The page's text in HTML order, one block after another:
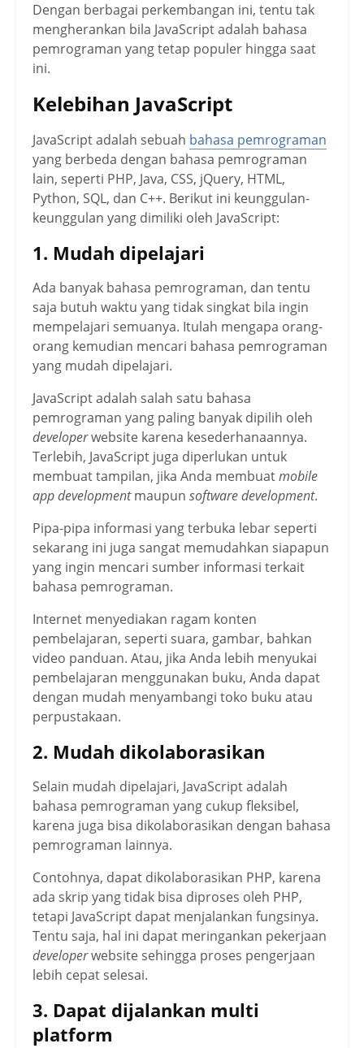
Dengan berbagai perkembangan ini, tentu tak
mengherankan bila JavaScript adalah bahasa
pemrograman yang tetap populer hingga saat
ini.
Kelebihan JavaScript
JavaScript adalah sebuah bahasa pemrograman
yang berbeda dengan bahasa pemrograman
lain, seperti PHP, Java, CSS, jQuery, HTML,
Python, SQL, dan C++. Berikut ini keunggulan-
keunggulan yang dimiliki oleh JavaScript:
1. Mudah dipelajari
Ada banyak bahasa pemrograman, dan tentu
saja butuh waktu yang tidak singkat bila ingin
mempelajari semuanya. Itulah mengapa orang-
orang kemudian mencari bahasa pemrograman
yang mudah dipelajari.
JavaScript adalah salah satu bahasa
pemrograman yang paling banyak dipilih oleh
developerwebsite karena kesederhanaannya.
Terlebih, JavaScript juga diperlukan untuk
membuat tampilan, jika Anda membuatmobile
app developmentmaupun software development.
Pipa-pipa informasi yang terbuka lebar seperti
sekarang ini juga sangat memudahkan siapapun
yang ingin mencari sumber informasi terkait
bahasa pemrograman.
Internet menyediakan ragam konten
pembelajaran, seperti suara, gambar, bahkan
video panduan. Atau, jika Anda lebih menyukai
pembelajaran menggunakan buku, Anda dapat
dengan mudah menyambangi toko buku atau
perpustakaan.
2. Mudah dikolaborasikan
Selain mudah dipelajari, JavaScript adalah
bahasa pemrograman yang cukup fleksibel,
karena juga bisa dikolaborasikan dengan bahasa
pemrograman lainnya.
Contohnya, dapat dikolaborasikan PHP, karena
ada skrip yang tidak bisa diproses oleh PHP,
tetapi JavaScript dapat menjalankan fungsinya.
Tentu saja, hal ini dapat meringankan pekerjaan
developerwebsite sehingga proses pengerjaan
lebih cepat selesai.
3. Dapat dijalankan multi
platform